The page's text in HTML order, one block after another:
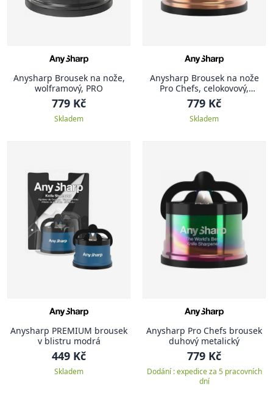
Anysharp Brousek na nože,
wolframový, PRO
779 Kč
Skladem
Anysharp Brousek na nože
Pro Chefs, celokovový,
měděná
779 Kč
Skladem
Anysharp PREMIUM brousek
v blistru modrá
449 Kč
Skladem
Anysharp Pro Chefs brousek
duhový metalický
779 Kč
Dodání : expedice za 5 pracovních
dní